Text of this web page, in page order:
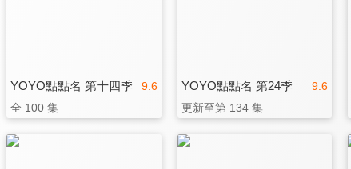
9.6
YOYO點點名 第十四季
全 100 集
9.6
YOYO點點名 第24季
更新至第 134 集